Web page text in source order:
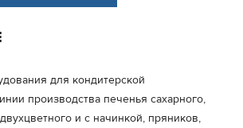
для кондитерской
производства печенья сахарного,
и с начинкой, пряников,